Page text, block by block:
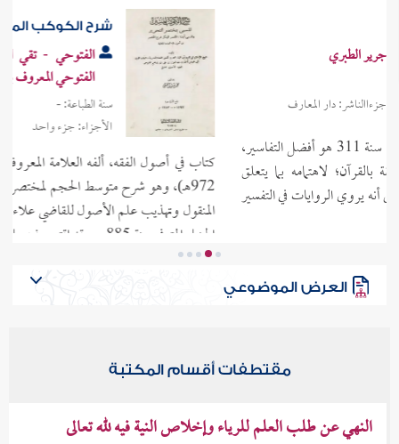
شرح الكوكب المنير
الفتوحي - تقي الدين أبو البقاء محمد بن أحمد
الفتوحي المعروف بابن النجار
الناشر: مطبعة السنة المحمدية
كتاب في أصول الفقه، ألفه العلامة المعروف بابن النجار الحنبلي (المتوفى:
972هـ)، وهو شرح متوسط الحجم لمختصره الذي اختصر فيه كتاب تحرير
المنقول وتهذيب علم الأصول للقاضي علاء الدين علي بن سليمان المرداوي
الحنبلي المتوفى سنة 885هـ، وقد اقتصر فيه على قول الأكثر عند الحنابلة، وربما